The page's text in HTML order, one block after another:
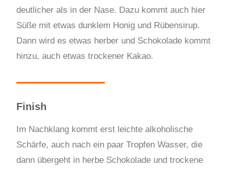
deutlicher als in der Nase. Dazu kommt auch hier
Süße mit etwas dunklem Honig und Rübensirup.
Dann wird es etwas herber und Schokolade kommt
hinzu, auch etwas trockener Kakao.
Finish
Im Nachklang kommt erst leichte alkoholische
Schärfe, auch nach ein paar Tropfen Wasser, die
dann übergeht in herbe Schokolade und trockene